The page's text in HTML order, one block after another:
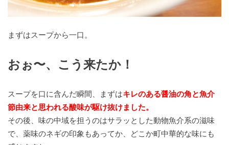
まずはスープから一口。
おぉ〜、こう来たか！
スープを口に含んだ瞬間、まずはキレのある醤油の角と魚介
節由来と思われる酸味が駆け抜けました。
その後、味の中域を担うのはサラッとした動物魚介系の滋味
で、薬味のネギの印象もあってか、どこか町中華的な味にも